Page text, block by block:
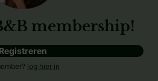
membership!
Registreren
log hier in